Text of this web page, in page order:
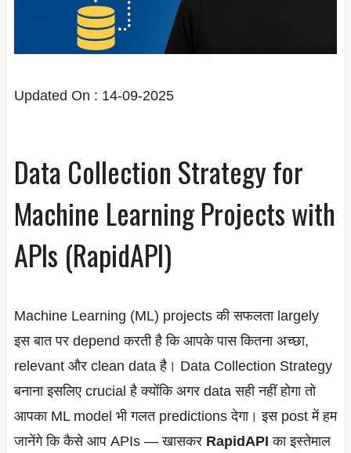
Updated On : 14-09-2025
Data Collection Strategy for
Machine Learning Projects with
APIs (RapidAPI)
Machine Learning (ML) projects की सफलता largely
इस बात पर depend करती है कि आपके पास कितना अच्छा,
relevant और clean data है। Data Collection Strategy
बनाना इसलिए crucial है क्योंकि अगर data सही नहीं होगा तो
आपका ML model भी गलत predictions देगा। इस post में हम
जानेंगे कि कैसे आप APIs — खासकर RapidAPI का इस्तेमाल